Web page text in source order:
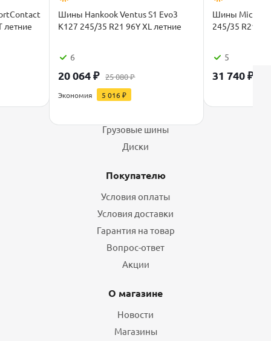
летние
Шины Hankook Ventus S1 Evo3
K127 245/35 R21 96Y XL летние
6
20 064₽ 25 080₽
Экономия 5 016₽
Шины Michelin
245/35 R21
5
31 740₽
Каталог
Грузовые шины
Диски
Покупателю
Условия оплаты
Условия доставки
Гарантия на товар
Вопрос-ответ
Акции
О магазине
Новости
Магазины